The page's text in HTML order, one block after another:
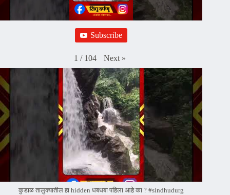
Subscribe
1 / 104 Next »
कुडाळ तालुक्यातील हा hidden धबधबा पहिला आहे का ? #sindhudurg